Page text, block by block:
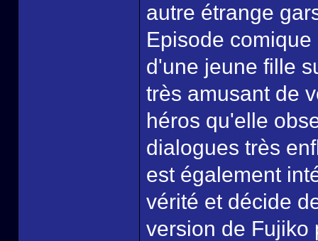
autre étrange
Episode
d'une jeune fille
très amusant de
héros qu'elle
dialogues très
est également
vérité et décide
version de Fujiko